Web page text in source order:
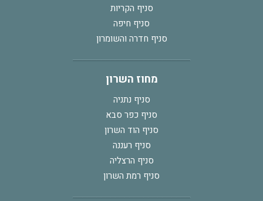
סניף הקריות
סניף חיפה
סניף חדרה והשומרון
מחוז השרון
סניף נתניה
סניף כפר סבא
סניף הוד השרון
סניף רעננה
סניף הרצליה
סניף רמת השרון